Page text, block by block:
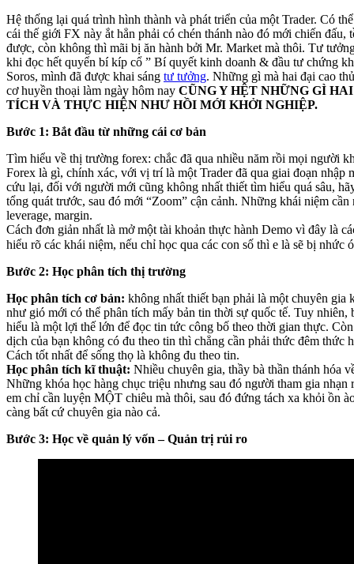
Hệ thống lại quá trình hình thành và phát triển của một Trader. Có
cái thế giới FX này ắt hẳn phải có chén thánh nào đó mới chiến đấu,
được, còn không thì mãi bị ăn hành bởi Mr. Market mà thôi. Tư
khi đọc hết quyển bí kíp cổ ” Bí quyết kinh doanh & đầu tư chứng
Soros, mình đã được khai sáng tư tưởng. Những gì mà hai đại cao
cơ huyền thoại làm ngày hôm nay CŨNG Y HỆT NHỮNG GÌ
TÍCH VÀ THỰC HIỆN NHƯ HỒI MỚI KHỞI NGHIỆP.
Bước 1: Bắt đầu từ những cái cơ bản
Tìm hiểu về thị trường forex: chắc đã qua nhiều năm rồi mọi người
Forex là gì, chính xác, với vị trí là một Trader đã qua giai đoạn nhập
cứu lại, đối với người mới cũng không nhất thiết tìm hiểu quá sâu,
tổng quát trước, sau đó mới “Zoom” cận cảnh. Những khái niệm
leverage, margin.
Cách đơn giản nhất là mở một tài khoản thực hành Demo vì đây là
hiểu rõ các khái niệm, nếu chỉ học qua các con số thì e là sẽ bị nhức
Bước 2: Học phân tích thị trường
Học phân tích cơ bản: không nhất thiết bạn phải là một chuyên gia
như gió mới có thể phân tích mấy bản tin thời sự quốc tế. Tuy nhiên,
hiểu là một lợi thế lớn để đọc tin tức công bố theo thời gian thực.
dịch của bạn không có đu theo tin thì chẳng cần phải thức đêm thức
Cách tốt nhất để sống thọ là không đu theo tin.
Học phân tích kĩ thuật: Nhiều chuyên gia, thầy bà thần thánh hóa
Những khóa học hàng chục triệu nhưng sau đó người tham gia nhạn
em chỉ cần luyện MỘT chiêu mà thôi, sau đó đứng tách xa khỏi ồn
càng bất cứ chuyên gia nào cả.
Bước 3: Học về quản lý vốn – Quản trị rủi ro